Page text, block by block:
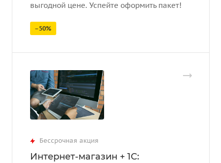
выгодной цене. Успейте оформить пакет!
–50%
Бессрочная акция
Интернет-магазин + 1С: